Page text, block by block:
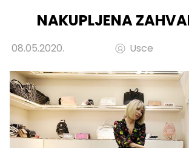
NAKUPLJENA
08.05.2020. Usce